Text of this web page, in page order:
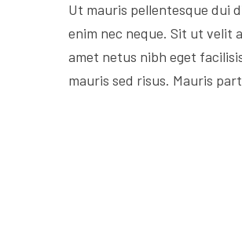
Ut mauris pellentesque dui
enim nec neque. Sit ut velit
amet netus nibh eget
mauris sed risus. Mauris